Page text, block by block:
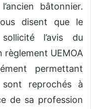
bâtonnier.
disent que le
l’avis du
UEMOA
permettant
reprochés à
de sa profession